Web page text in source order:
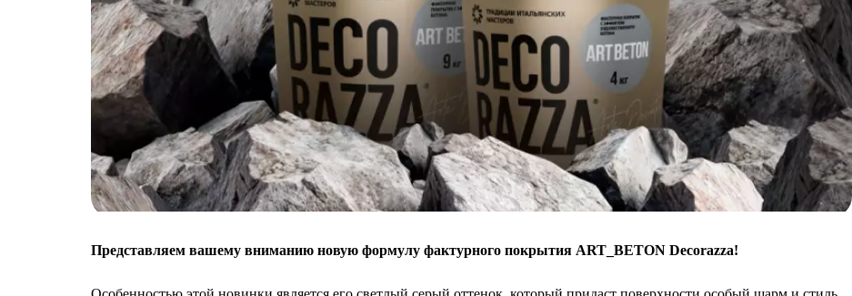
Доставка
Вопрос-ответ
Контакты
О компании
Портфолио
Партнерам
Представляем вашему вниманию новую формулу фактурного покрытия ART_BETON Decorazza!